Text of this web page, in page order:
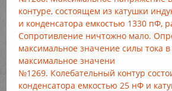
контуре, состоящем из катушки
и конденсатора емкостью 1330 пФ,
Сопротивление ничтожно мало.
максимальное значение силы тока в
максимальное значени
№1269. Колебательный контур
конденсатора емкостью 25 нФ и